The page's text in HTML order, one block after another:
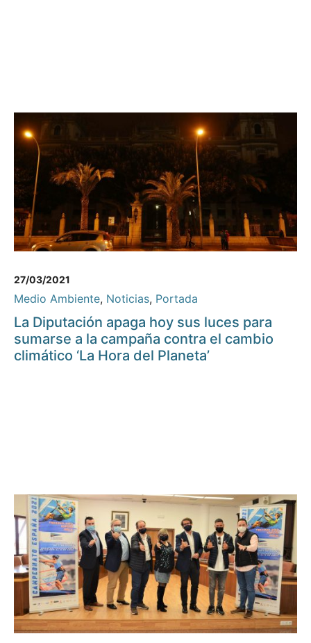
27/03/2021
Medio Ambiente, Noticias, Portada
La Diputación apaga hoy sus luces para
sumarse a la campaña contra el cambio
climático ‘La Hora del Planeta’